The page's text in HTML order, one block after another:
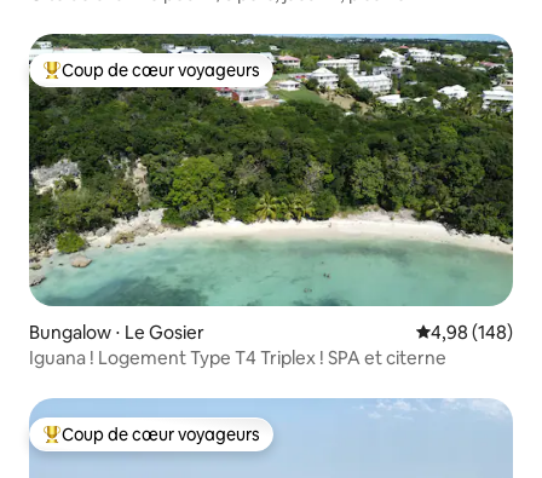
Coups de cœur voyageurs les plus appréciés
Coup de cœur voyageurs
Bungalow ⋅ Le Gosier Évaluation
4,98 (148)
Iguana ! Logement Type T4 Triplex ! SPA et citerne
Coups de cœur voyageurs les plus appréciés
Coup de cœur voyageurs